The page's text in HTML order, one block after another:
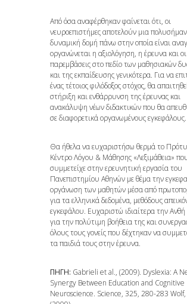
Από όσα αναφέρθηκαν φαίνεται ότι, οι
νευροεπιστήμες αποτελούν μια
δυναμική δομή πάνω στην οποία είναι
οργανώνεται η αξιολόγηση, η έρευνα και οι
παρεμβάσεις στο πεδίο των μαθησιακών
και της εκπαίδευσης γενικότερα. Για να
ένας τέτοιος φιλόδοξος στόχος, θα
στήριξη και ενθάρρυνση της έρευνας και
ανακάλυψη νέων διδακτικών που θα
σε διαφορετικά οργανωμένους εγκεφάλους.
Θα ήθελα να ευχαριστήσω θερμά το
Κέντρο Λόγου & Μάθησης «Λεξιμάθεια»
συμμετείχε στην ερευνητική εργασία του
Πανεπιστημίου Αθηνών με θέμα την
οργάνωση των μαθητών μέσα από
για τα ελληνικά δεδομένα, μεθόδους
εγκεφάλου. Ευχαριστώ ιδιαίτερα την
για την πολύτιμη βοήθεια της και
όλους τους γονείς που δέχτηκαν να
τα παιδιά τους στην έρευνα.
ΠΗΓΗ: Gabrieli et al., (2009). Dyslexia: A
Synergy Between Education and Cognitive
Neuroscience. Science, 325, 280-283 Wolf,